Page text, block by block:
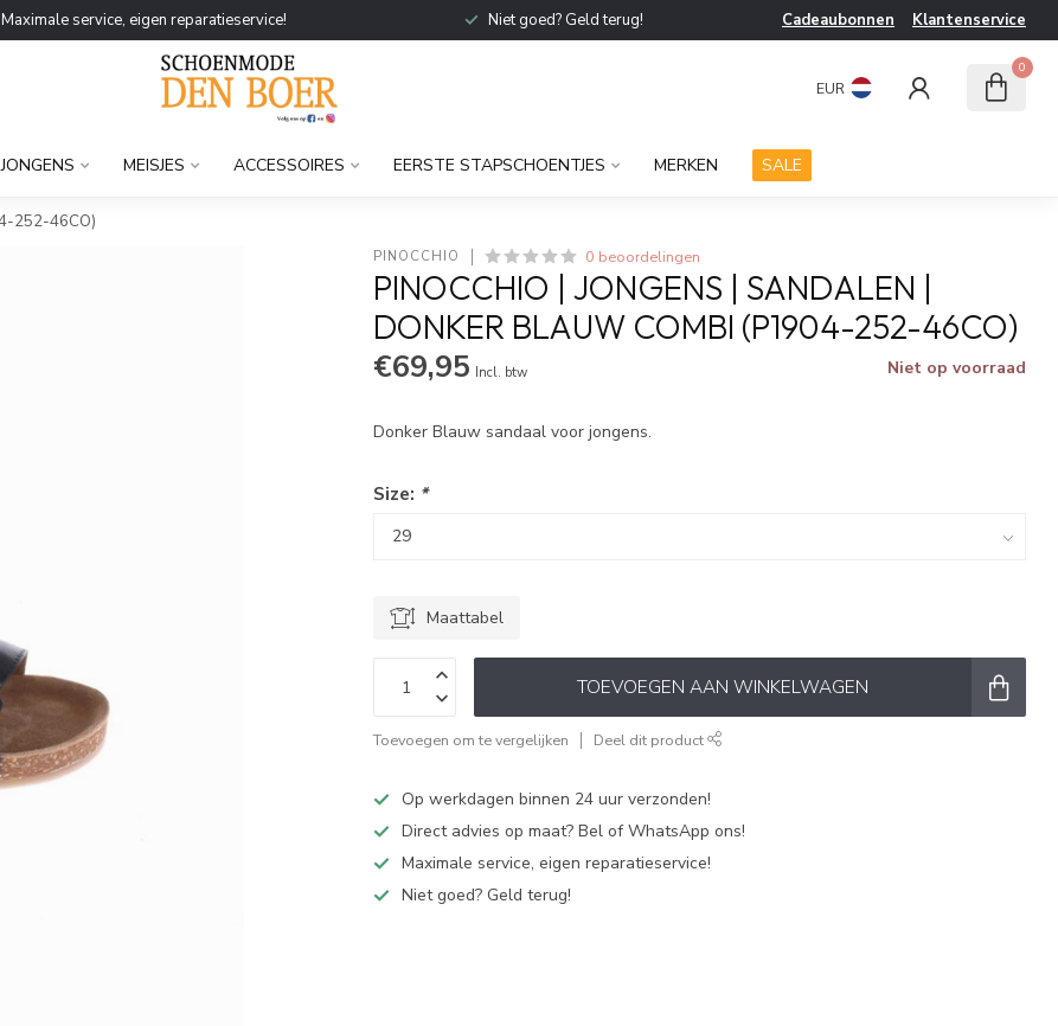
Maximale service, eigen reparatieservice! Niet goed? Geld terug! Cadeaubonnen Klantenservice
EUR
0
JONGENS MEISJES ACCESSOIRES EERSTE STAPSCHOENTJES MERKEN SALE
252-46CO)
PINOCCHIO 0 beoordelingen
PINOCCHIO | JONGENS | SANDALEN |
DONKER BLAUW COMBI (P1904-252-46CO)
€69,95 Incl. btw Niet op voorraad
Donker Blauw sandaal voor jongens.
Size: *
Maattabel
TOEVOEGEN AAN WINKELWAGEN
Toevoegen om te vergelijken Deel dit product
Op werkdagen binnen 24 uur verzonden!
Direct advies op maat? Bel of WhatsApp ons!
Maximale service, eigen reparatieservice!
Niet goed? Geld terug!